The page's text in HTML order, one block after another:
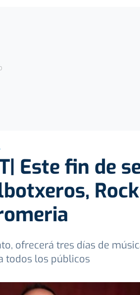
Este fin de
ofrecerá tres días de
todos los públicos